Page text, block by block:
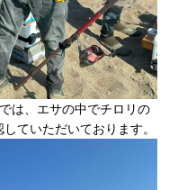
は、エサの中でチロリの
ていただいております。